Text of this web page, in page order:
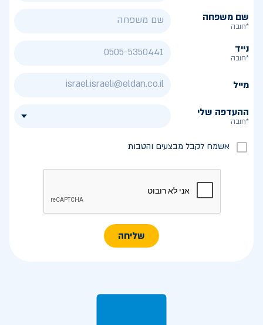
שם משפחה
*חובה
נייד
*חובה
מייל
ההעדפה שלי
*חובה
אשמח לקבל מבצעים והטבות
שליחה